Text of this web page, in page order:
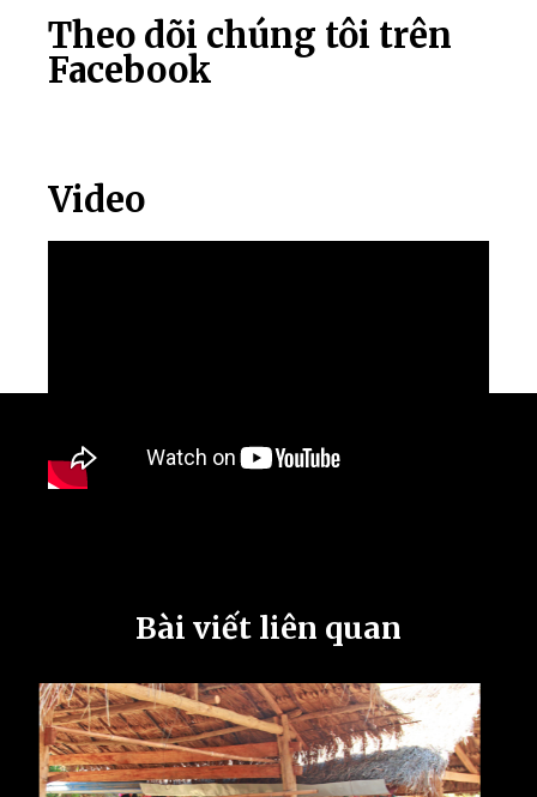
Theo dõi chúng tôi trên
Facebook
Video
Bài viết liên quan